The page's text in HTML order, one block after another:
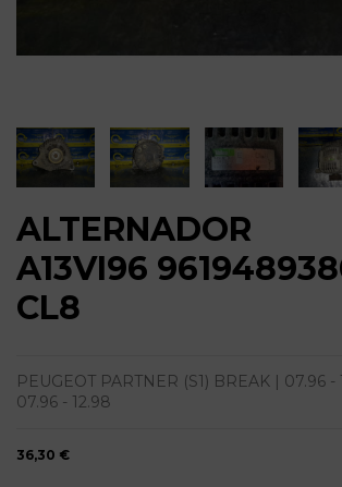
ALTERNADOR
A13VI96
CL8
PEUGEOT PARTNER (S1) BREAK | 07.96 -
07.96 - 12.98
36,30 €